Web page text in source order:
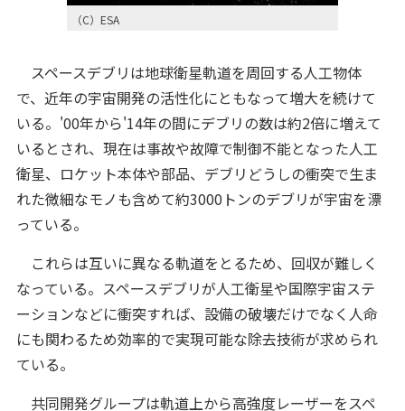
（C）ESA
スペースデブリは地球衛星軌道を周回する人工物体
で、近年の宇宙開発の活性化にともなって増大を続けて
いる。'00年から'14年の間にデブリの数は約2倍に増えて
いるとされ、現在は事故や故障で制御不能となった人工
衛星、ロケット本体や部品、デブリどうしの衝突で生ま
れた微細なモノも含めて約3000トンのデブリが宇宙を漂
っている。
これらは互いに異なる軌道をとるため、回収が難しく
なっている。スペースデブリが人工衛星や国際宇宙ステ
ーションなどに衝突すれば、設備の破壊だけでなく人命
にも関わるため効率的で実現可能な除去技術が求められ
ている。
共同開発グループは軌道上から高強度レーザーをスペ